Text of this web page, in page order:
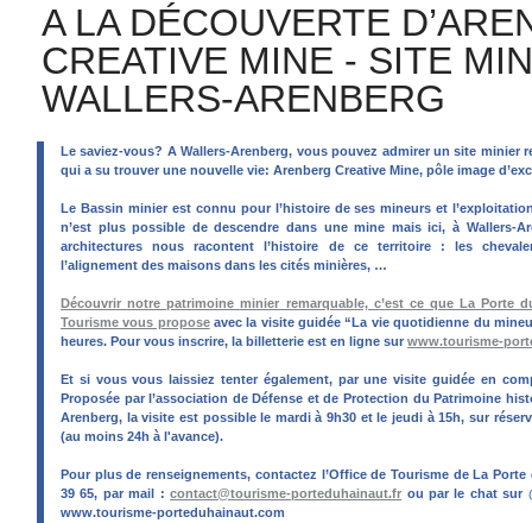
A LA DÉCOUVERTE
CREATIVE MINE - SITE
WALLERS-ARENBERG
Le saviez-vous? A Wallers-Arenberg, vous pouvez admirer un site minier
qui a su trouver une nouvelle vie: Arenberg Creative Mine, pôle image
Le Bassin minier est connu pour l’histoire de ses mineurs et
n’est plus possible de descendre dans une mine mais ici, à Wallers-
architectures nous racontent l’histoire de ce territoire : les
l’alignement des maisons dans les cités minières, …
Découvrir notre patrimoine minier remarquable, c’est ce que La Porte
Tourisme vous proposeavec la visite guidée “La vie quotidienne du
heures. Pour vous inscrire, la billetterie est en ligne sur www.tourisme-
Et si vous vous laissiez tenter également, par une visite guidée en
Proposée par l’association de Défense et de Protection du Patrimoine
Arenberg, la visite est possible le mardi à 9h30 et le jeudi à 15h, sur
(au moins 24h à l'avance).
Pour plus de renseignements, contactez l’Office de Tourisme de La Porte
39 65, par mail :contact@tourisme-porteduhainaut.fr ou par le chat sur
www.tourisme-porteduhainaut.com